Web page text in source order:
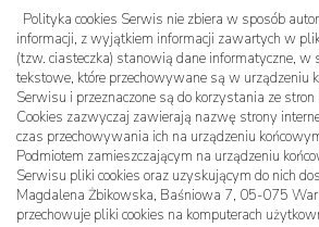
Polityka cookies Serwis nie zbiera w sposób
informacji, z wyjątkiem informacji zawartych w
(tzw. ciasteczka) stanowią dane informatyczne, w
tekstowe, które przechowywane są w urządzeniu
Serwisu i przeznaczone są do korzystania ze
Cookies zazwyczaj zawierają nazwę strony
czas przechowywania ich na urządzeniu
Podmiotem zamieszczającym na urządzeniu
Serwisu pliki cookies oraz uzyskującym do nich
Magdalena Żbikowska, Baśniowa 7, 05-075
przechowuje pliki cookies na komputerach